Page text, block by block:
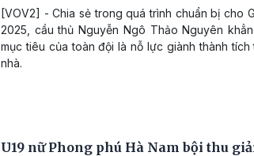
[VOV2] - Chia sẻ trong quá trình chuẩn bị cho
2025, cầu thủ Nguyễn Ngô Thảo Nguyên
mục tiêu của toàn đội là nỗ lực giành thành
nhà.
U19 nữ Phong phú Hà Nam bội thu